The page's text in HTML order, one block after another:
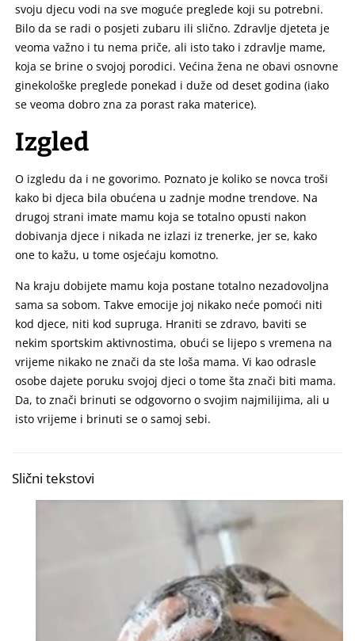
svoju djecu vodi na sve moguće preglede koji su potrebni.
Bilo da se radi o posjeti zubaru ili slično. Zdravlje djeteta je
veoma važno i tu nema priče, ali isto tako i zdravlje mame,
koja se brine o svojoj porodici. Većina žena ne obavi osnovne
ginekološke preglede ponekad i duže od deset godina (iako
se veoma dobro zna za porast raka materice).
Izgled
O izgledu da i ne govorimo. Poznato je koliko se novca troši
kako bi djeca bila obućena u zadnje modne trendove. Na
drugoj strani imate mamu koja se totalno opusti nakon
dobivanja djece i nikada ne izlazi iz trenerke, jer se, kako
one to kažu, u tome osjećaju komotno.
Na kraju dobijete mamu koja postane totalno nezadovoljna
sama sa sobom. Takve emocije joj nikako neće pomoći niti
kod djece, niti kod supruga. Hraniti se zdravo, baviti se
nekim sportskim aktivnostima, obući se lijepo s vremena na
vrijeme nikako ne znači da ste loša mama. Vi kao odrasle
osobe dajete poruku svojoj djeci o tome šta znači biti mama.
Da, to znači brinuti se odgovorno o svojim najmilijima, ali u
isto vrijeme i brinuti se o samoj sebi.
Slični tekstovi